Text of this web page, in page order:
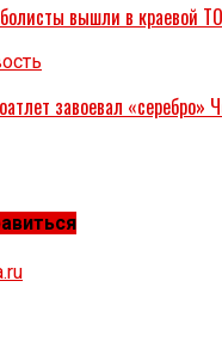
вышли в краевой
завоевал «серебро»